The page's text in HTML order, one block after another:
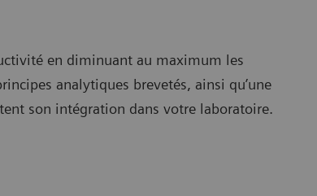
en diminuant au maximum les
analytiques brevetés, ainsi qu’une
son intégration dans votre laboratoire.